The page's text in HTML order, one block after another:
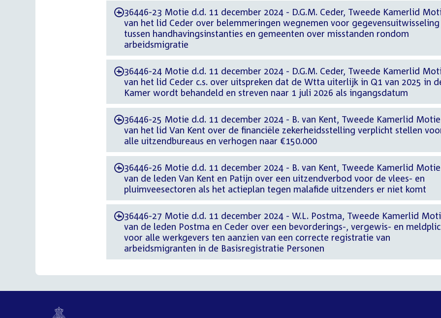
-36446-23 Motie d.d. 11 december 2024 - D.G.M. Ceder, Tweede Kamerlid
van het lid Ceder over belemmeringen wegnemen voor gegevensuitwisseling
tussen handhavingsinstanties en gemeenten over misstanden rondom
arbeidsmigratie
-36446-24 Motie d.d. 11 december 2024 - D.G.M. Ceder, Tweede Kamerlid
van het lid Ceder c.s. over uitspreken dat de Wtta uiterlijk in Q1 van 2025 in
Kamer wordt behandeld en streven naar 1 juli 2026 als ingangsdatum
-36446-25 Motie d.d. 11 december 2024 - B. van Kent, Tweede Kamerlid Motie
van het lid Van Kent over de financiële zekerheidsstelling verplicht stellen
alle uitzendbureaus en verhogen naar €150.000
-36446-26 Motie d.d. 11 december 2024 - B. van Kent, Tweede Kamerlid Motie
van de leden Van Kent en Patijn over een uitzendverbod voor de vlees- en
pluimveesectoren als het actieplan tegen malafide uitzenders er niet komt
-36446-27 Motie d.d. 11 december 2024 - W.L. Postma, Tweede Kamerlid
van de leden Postma en Ceder over een bevorderings-, vergewis- en
voor alle werkgevers ten aanzien van een correcte registratie van
arbeidsmigranten in de Basisregistratie Personen